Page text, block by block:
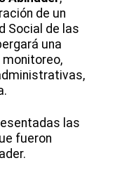
de un
Social de las
una
monitoreo,
las
fueron